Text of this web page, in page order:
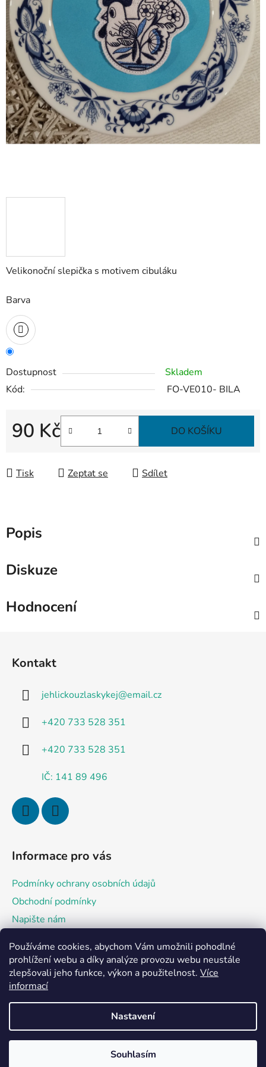
Používáme cookies, abychom Vám umožnili pohodlné
prohlížení webu a díky analýze provozu webu neustále
zlepšovali jeho funkce, výkon a použitelnost. Více
informací
Nastavení
Souhlasím
Velikonoční slepička s motivem cibuláku
Barva
Dostupnost
Skladem
Kód:
FO-VE010- BILA
90 Kč
Měrná cena:
DO KOŠÍKU
Tisk Zeptat se Sdílet
Popis
Diskuze
Hodnocení
Kontakt
jehlickouzlaskykej@email.cz
+420 733 528 351
+420 733 528 351
IČ: 141 89 496
Informace pro vás
Podmínky ochrany osobních údajů
Obchodní podmínky
Napište nám
Přijímáme online platby
Vytvořil Shoptet
Jehličkou z lásky KEJ - Eliška